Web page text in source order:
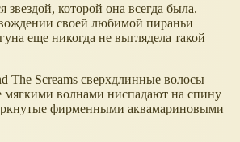
звездой, которой она всегда была.
своей любимой пираньи
еще никогда не выглядела такой
The Screams сверхдлинные волосы
мягкими волнами ниспадают на спину
фирменными аквамариновыми